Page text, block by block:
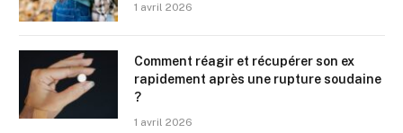
1 avril 2026
Comment réagir et récupérer son ex
rapidement après une rupture soudaine
?
1 avril 2026